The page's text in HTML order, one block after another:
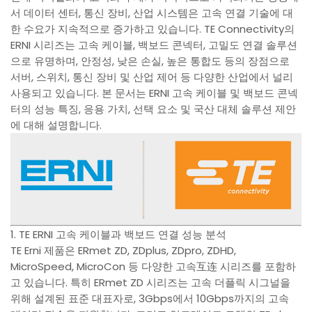
서 데이터 센터, 통신 장비, 산업 시스템은 고속 연결 기술에 대
한 수요가 지속적으로 증가하고 있습니다. TE Connectivity의
ERNI 시리즈는 고속 케이블, 백보드 콘넥터, 고밀도 연결 솔루션
으로 유명하며, 안정성, 낮은 손실, 높은 통합도 등의 장점으로
서버, 스위치, 통신 장비 및 산업 제어 등 다양한 산업에서 널리
사용되고 있습니다. 본 문서는 ERNI 고속 케이블 및 백보드 콘넥
터의 성능 특징, 응용 가치, 선택 요소 및 국산 대체 솔루션 제안
에 대해 설명합니다.
1. TE ERNI 고속 케이블과 백보드 연결 성능 분석
TE Erni 제품은 ERmet ZD, ZDplus, ZDpro, ZDHD,
MicroSpeed, MicroCon 등 다양한 고속互连 시리즈를 포함하
고 있습니다. 특히 ERmet ZD 시리즈는 고속 더플릭 시그널을
위해 설계된 표준 대표자로, 3Gbps에서 10Gbps까지의 고속